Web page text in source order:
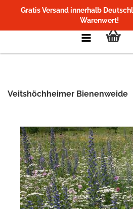
Gratis Versand innerhalb
Warenwert!
Veitshöchheimer Bienenweide